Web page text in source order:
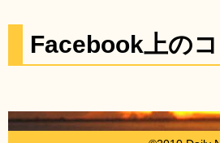
Facebook上の